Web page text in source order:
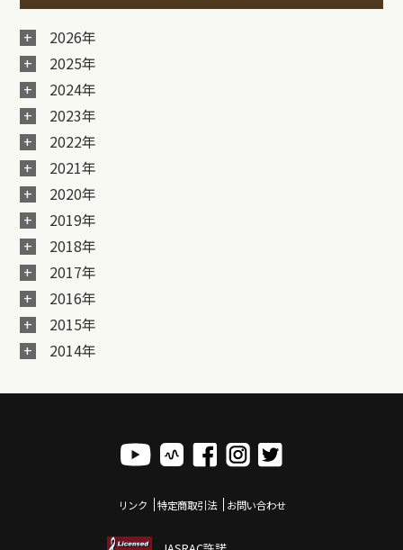
2026年
2025年
2024年
2023年
2022年
2021年
2020年
2019年
2018年
2017年
2016年
2015年
2014年
リンク 特定商取引法 お問い合わせ